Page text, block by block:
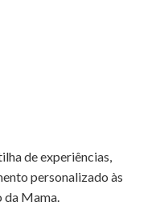
de experiências,
personalizado às
da Mama.